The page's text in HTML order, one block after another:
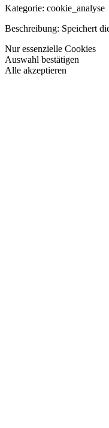
Kategorie: cookie_analyse
Beschreibung: Speichert
Nur essenzielle Cookies
Auswahl bestätigen
Alle akzeptieren